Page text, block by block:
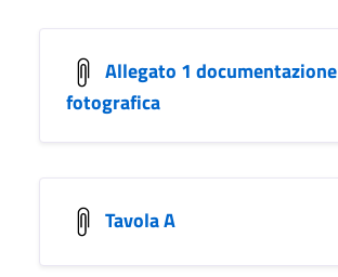
Allegato 1 documentazione
fotografica
Tavola A